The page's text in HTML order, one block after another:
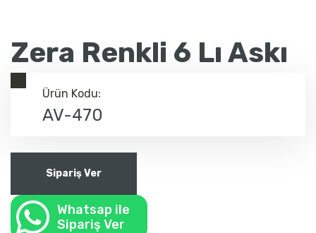
Zera Renkli 6 Lı Askı
Ürün Kodu:
AV-470
Sipariş Ver
Whatsap ile
Sipariş Ver